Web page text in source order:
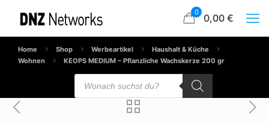
0 0,00 €
Home Shop Werbeartikel
Haushalt & Küche
Wohnen
KEOPS MEDIUM – Pflanzliche Wachskerze 200 gr
Products
search